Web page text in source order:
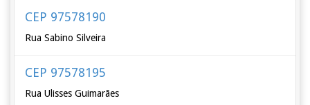
CEP 97578190
Rua Sabino Silveira
CEP 97578195
Rua Ulisses Guimarães